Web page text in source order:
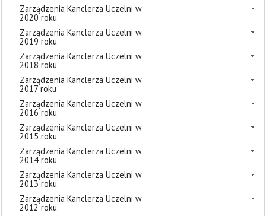
Zarządzenia Kanclerza Uczelni w
2020 roku
Zarządzenia Kanclerza Uczelni w
2019 roku
Zarządzenia Kanclerza Uczelni w
2018 roku
Zarządzenia Kanclerza Uczelni w
2017 roku
Zarządzenia Kanclerza Uczelni w
2016 roku
Zarządzenia Kanclerza Uczelni w
2015 roku
Zarządzenia Kanclerza Uczelni w
2014 roku
Zarządzenia Kanclerza Uczelni w
2013 roku
Zarządzenia Kanclerza Uczelni w
2012 roku